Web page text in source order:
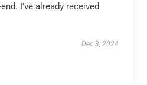
I’ve already received
Dec 3, 2024